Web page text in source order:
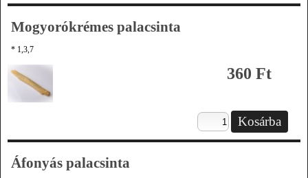
Mogyorókrémes palacsinta
* 1,3,7
360 Ft
Áfonyás palacsinta